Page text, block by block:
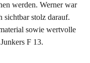
werden. Werner war
sichtbar stolz darauf.
sowie wertvolle
F 13.